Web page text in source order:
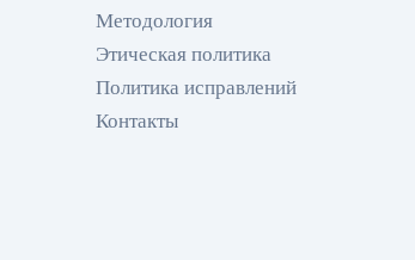
Методология
Этическая политика
Политика исправлений
Контакты